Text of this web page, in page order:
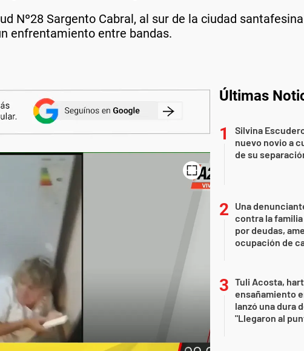
Nº28 Sargento Cabral, al sur de la ciudad
enfrentamiento entre bandas.
Últimas
Silvina
nuevo novio a
de su
Una
contra la
por deudas,
ocupación de
Tuli Acosta,
ensañamiento
lanzó una dura
"Llegaron al